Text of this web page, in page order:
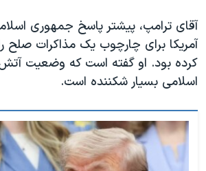
آقای ترامپ، پیشتر پاسخ جمهوری
آمریکا برای چارچوب یک مذاکرات صلح
کرده بود. او گفته است که وضعیت
اسلامی بسیار شکننده است.